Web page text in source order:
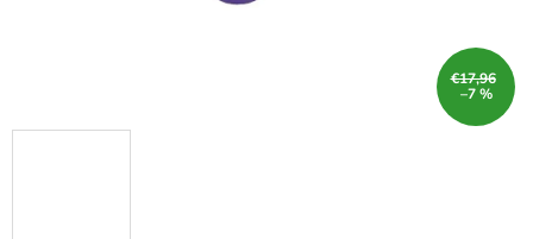
€17,96
–7 %